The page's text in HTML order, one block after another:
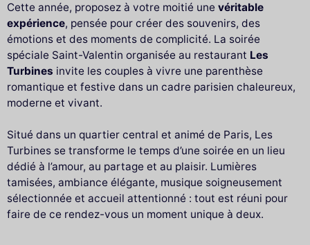
Cette année, proposez à votre moitié une véritable
expérience, pensée pour créer des souvenirs, des
émotions et des moments de complicité. La soirée
spéciale Saint-Valentin organisée au restaurant Les
Turbines invite les couples à vivre une parenthèse
romantique et festive dans un cadre parisien chaleureux,
moderne et vivant.
Situé dans un quartier central et animé de Paris, Les
Turbines se transforme le temps d’une soirée en un lieu
dédié à l’amour, au partage et au plaisir. Lumières
tamisées, ambiance élégante, musique soigneusement
sélectionnée et accueil attentionné : tout est réuni pour
faire de ce rendez-vous un moment unique à deux.